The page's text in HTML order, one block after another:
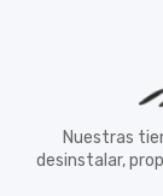
Nuestras
desinstalar,